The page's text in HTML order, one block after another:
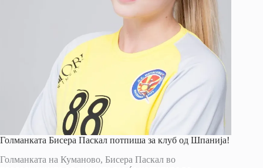
Голманката Бисера Паскал потпиша за клуб од Шпанија!
Голманката на Куманово, Бисера Паскал во